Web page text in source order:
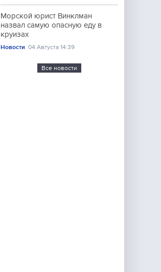
Морской юрист Винклман
назвал самую опасную еду в
круизах
Новости 04 Августа 14:39
Все новости